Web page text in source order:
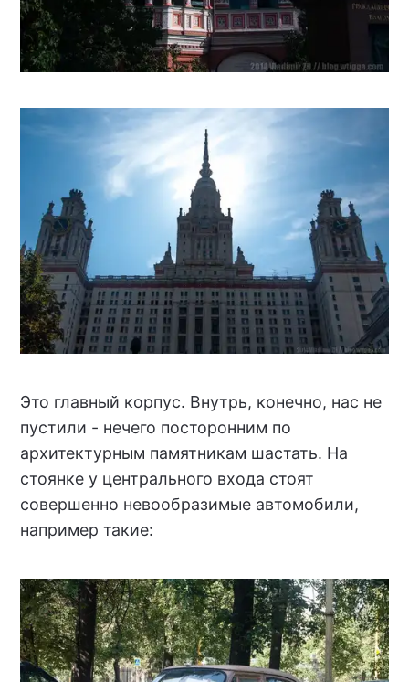
Это главный корпус. Внутрь, конечно, нас не
пустили - нечего посторонним по
архитектурным памятникам шастать. На
стоянке у центрального входа стоят
совершенно невообразимые автомобили,
например такие: